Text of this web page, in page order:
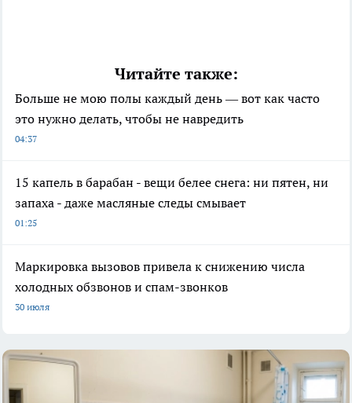
Читайте также:
Больше не мою полы каждый день — вот как часто
это нужно делать, чтобы не навредить
04:37
15 капель в барабан - вещи белее снега: ни пятен, ни
запаха - даже масляные следы смывает
01:25
Маркировка вызовов привела к снижению числа
холодных обзвонов и спам-звонков
30 июля